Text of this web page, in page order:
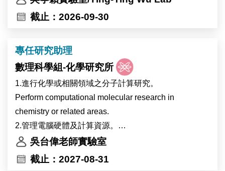
像、高效能運算及多體學分析等先進核心設施，提供完
錄取者將參與植物與環境交互作用相關研究，主要以地
錢（Marchantia）、阿拉伯芥（Arabidopsis）及可能包
含大豆等植物為研究材料，探討植物在熱逆境及全球暖
化相關環境變化下的生理與分子反應，以及高海拔作物
生理時鐘受環境變化影響的調控機制。主要工作內容包
括分子選殖、蛋白質表現分析及突變株篩選。
本研究計畫將與比利時 Ive De Smet 博士及 Devang
Mehta 博士的研究團隊合作進行。
The laboratory of Dr. Ting-Ying Wu at the Institute of
截止：2026-09-30
專任研究助理
數理科學組-化學研究所
1.進行化學或相關領域之分子計算研究。
Perform computational molecular research in
chemistry or related areas.
2.管理電腦硬體及計算資源。
Management computer hardware and scientific
software.
吳台偉老師實驗室
截止：2027-08-31